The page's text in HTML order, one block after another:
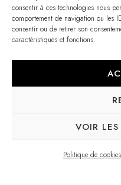
consentir à ces technologies nous
comportement de navigation ou les
consentir ou de retirer son
caractéristiques et fonctions.
VOIR LES
Politique de cookies